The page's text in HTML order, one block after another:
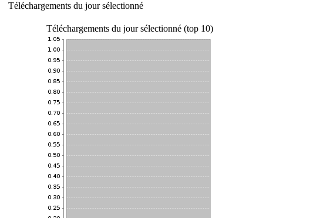
Téléchargements du jour sélectionné
Téléchargements du jour sélectionné (top 10)